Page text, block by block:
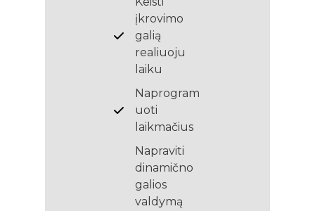
įkrovimo
galią
realiuoju
laiku
Naprogram
uoti
laikmačius
Napraviti
dinamično
galios
valdymą